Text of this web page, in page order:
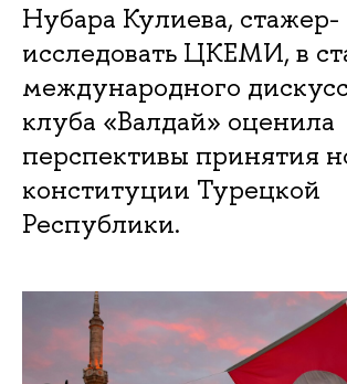
Нубара Кулиева, стажер-
исследовать ЦКЕМИ, в
международного
клуба «Валдай» оценила
перспективы принятия
конституции Турецкой
Республики.